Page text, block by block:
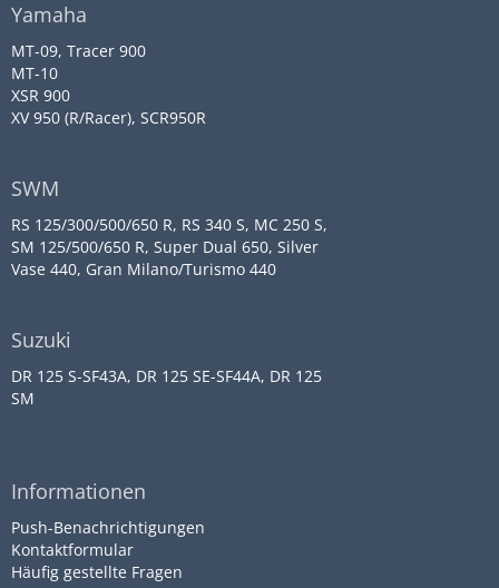
Yamaha
MT-09, Tracer 900
MT-10
XSR 900
XV 950 (R/Racer), SCR950R
SWM
RS 125/300/500/650 R, RS 340 S, MC 250 S,
SM 125/500/650 R, Super Dual 650, Silver
Vase 440, Gran Milano/Turismo 440
Suzuki
DR 125 S-SF43A, DR 125 SE-SF44A, DR 125
SM
Informationen
Push-Benachrichtigungen
Kontaktformular
Häufig gestellte Fragen